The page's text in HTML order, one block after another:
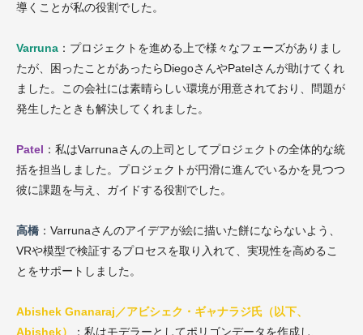
導くことが私の役割でした。
Varruna ：プロジェクトを進める上で様々なフェーズがありまし
たが、困ったことがあったらDiegoさんやPatelさんが助けてくれ
ました。この会社には素晴らしい環境が用意されており、問題が
発生したときも解決してくれました。
Patel ：私はVarrunaさんの上司としてプロジェクトの全体的な統
括を担当しました。プロジェクトが円滑に進んでいるかを見つつ
彼に課題を与え、ガイドする役割でした。
高橋 ：Varrunaさんのアイデアが絵に描いた餅にならないよう、
VRや模型で検証するプロセスを取り入れて、実現性を高めるこ
とをサポートしました。
Abishek Gnanaraj／アビシェク・ギャナラジ氏（以下、
Abishek）
：私はモデラーとしてポリゴンデータを作成し、